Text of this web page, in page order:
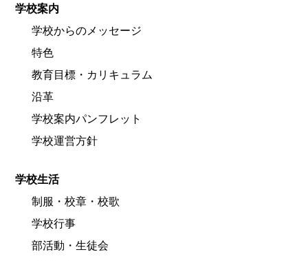
学校案内
学校からのメッセージ
特色
教育目標・カリキュラム
沿革
学校案内パンフレット
学校運営方針
学校生活
制服・校章・校歌
学校行事
部活動・生徒会